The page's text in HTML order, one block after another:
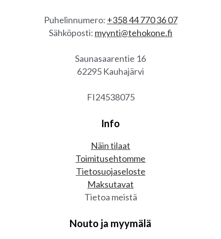
Puhelinnumero: +358 44 770 36 07
Sähköposti: myynti@tehokone.fi
Saunasaarentie 16
62295 Kauhajärvi
FI24538075
Info
Näin tilaat
Toimitusehtomme
Tietosuojaseloste
Maksutavat
Tietoa meistä
Nouto ja myymälä